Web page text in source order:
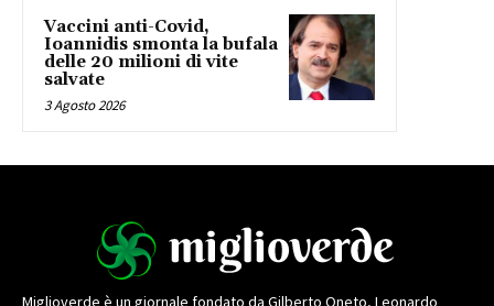
Vaccini anti-Covid,
Ioannidis smonta la bufala
delle 20 milioni di vite
salvate
3 Agosto 2026
Miglioverde è un giornale fondato da Gilberto Oneto, Leonardo